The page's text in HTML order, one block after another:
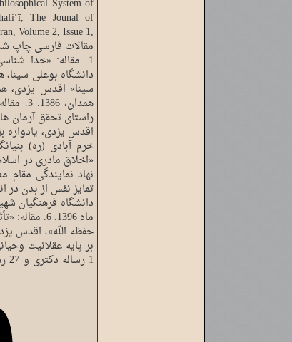
The Jounal of
Volume 2, Issue 1,
1. مقاله: «خدا
سینا» اقدس یزدی،
راستای تحقق
اقدس یزدی،
«اخلاق مادری در
تمایز نفس از بدن در
ماه 1396. 6.
حفظه الله»، اقدس